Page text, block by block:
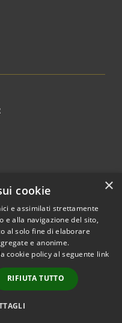
Copyright © 2026 • Comune di
Mussolente • Powered by
Municipium•
Accesso
redazione
×
cookie
e assimilati strettamente
e alla navigazione del sito,
al solo fine di elaborare
e anonime.
cookie policy al seguente link
RIFIUTA TUTTO